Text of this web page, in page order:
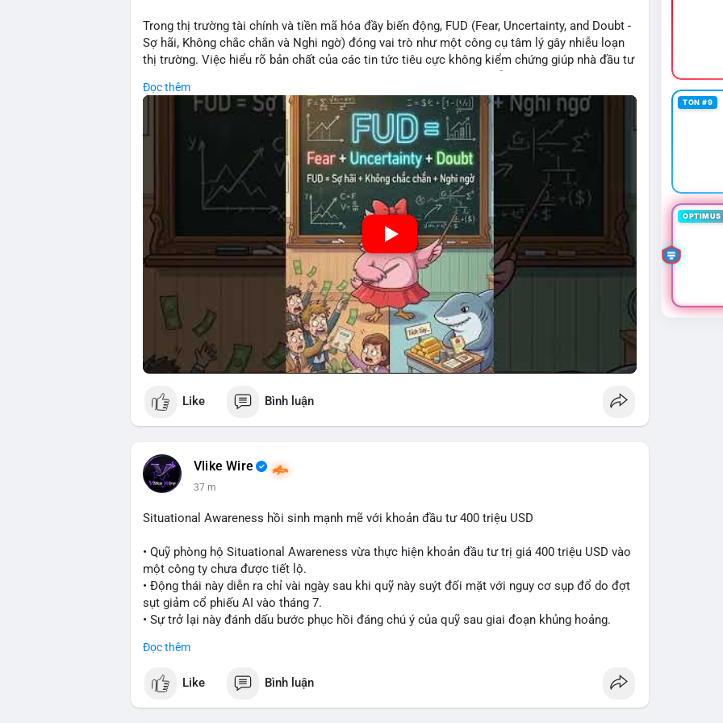
Trong thị trường tài chính và tiền mã hóa đầy biến động, FUD (Fear, Uncertainty, and Doubt -
Sợ hãi, Không chắc chắn và Nghi ngờ) đóng vai trò như một công cụ tâm lý gây nhiễu loạn
thị trường. Việc hiểu rõ bản chất của các tin tức tiêu cực không kiểm chứng giúp nhà đầu tư
các bẫy tâm lý này là yếu tố then chốt để duy trì chiến lược đầu tư dài hạn và bảo vệ nguồn
vốn trước những biến động ngắn hạn.
🎥 Xem video trực tiếp tại:
Nguồn: Cú Thông Thái
Đọc thêm
Like Bình luận
Vlike Wire
37 m
Situational Awareness hồi sinh mạnh mẽ với khoản đầu tư 400 triệu USD
• Quỹ phòng hộ Situational Awareness vừa thực hiện khoản đầu tư trị giá 400 triệu USD vào
một công ty chưa được tiết lộ.
• Động thái này diễn ra chỉ vài ngày sau khi quỹ này suýt đối mặt với nguy cơ sụp đổ do đợt
sụt giảm cổ phiếu AI vào tháng 7.
• Sự trở lại này đánh dấu bước phục hồi đáng chú ý của quỹ sau giai đoạn khủng hoảng.
#cryptonews
$btc $eth
Đọc thêm
Like Bình luận
TON #9
OPTIMUS